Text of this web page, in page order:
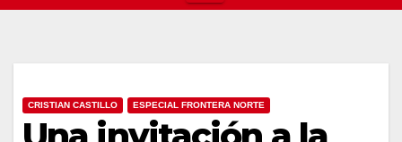
CRISTIAN CASTILLO ESPECIAL FRONTERA NORTE